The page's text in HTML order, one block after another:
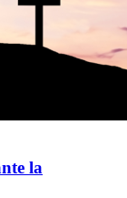
la